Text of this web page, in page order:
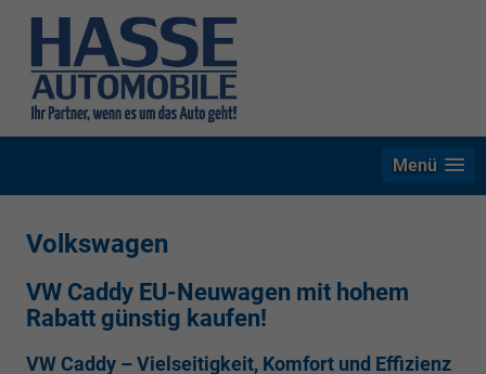
Menü
Volkswagen
VW Caddy EU-Neuwagen mit hohem
Rabatt günstig kaufen!
VW Caddy – Vielseitigkeit, Komfort und Effizienz